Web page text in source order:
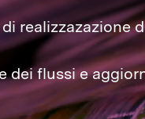
realizzazazione
dei flussi e